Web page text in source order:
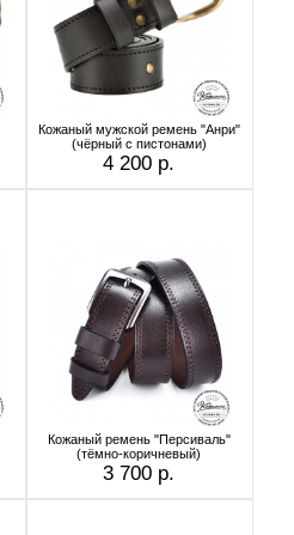
Кожаный мужской ремень "Анри"
(чёрный с пистонами)
4 200 р.
Кожаный ремень "Персиваль"
(тёмно-коричневый)
3 700 р.